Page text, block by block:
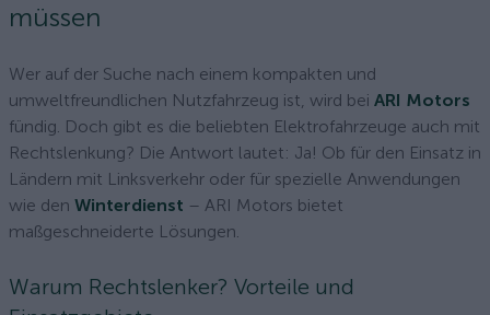
müssen
Wer auf der Suche nach einem kompakten und
umweltfreundlichen Nutzfahrzeug ist, wird bei ARI Motors
fündig. Doch gibt es die beliebten Elektrofahrzeuge auch mit
Rechtslenkung? Die Antwort lautet: Ja! Ob für den Einsatz in
Ländern mit Linksverkehr oder für spezielle Anwendungen
wie den Winterdienst – ARI Motors bietet
maßgeschneiderte Lösungen.
Warum Rechtslenker? Vorteile und